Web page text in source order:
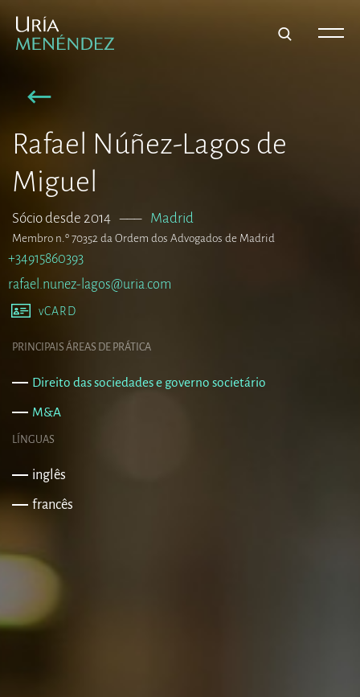
Rafael Núñez-Lagos de
Miguel
Sócio desde 2014 ––– Madrid
Membro n.º 70352 da Ordem dos Advogados de Madrid
+34915860393
rafael.nunez-lagos@uria.com
vCARD
PRINCIPAIS ÁREAS DE PRÁTICA
Direito das sociedades e governo societário
M&A
LÍNGUAS
inglês
francês